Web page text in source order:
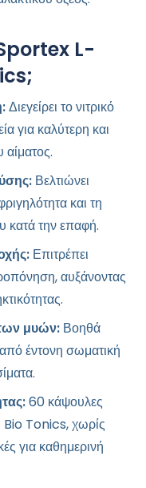
Sportex L-
Διεγείρει το νιτρικό
για καλύτερη και
αίματος.
Βελτιώνει
και τη
κατά την επαφή.
Επιτρέπει
αυξάνοντας
μυών: Βοηθά
έντονη σωματική
60 κάψουλες
Bio Tonics, χωρίς
για καθημερινή